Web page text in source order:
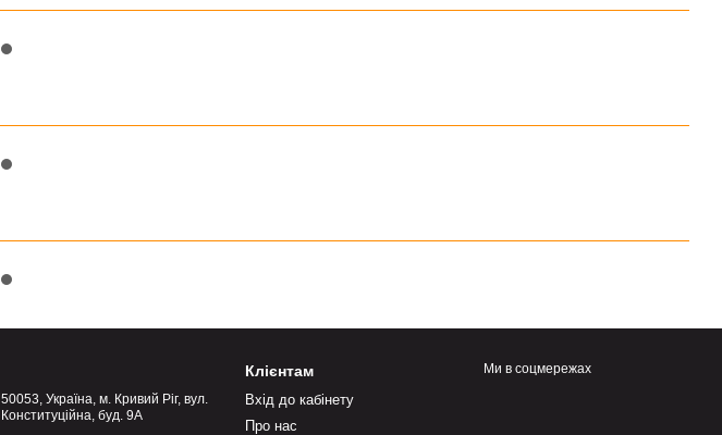
50053, Україна, м. Кривий Ріг, вул.
Конституційна, буд. 9А
Клієнтам
Вхід до кабінету
Про нас
Ми в соцмережах